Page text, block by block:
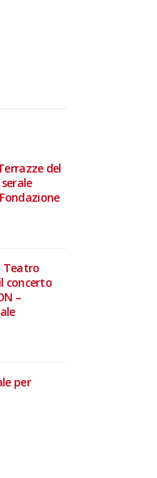
del
Teatro
concerto
–
per